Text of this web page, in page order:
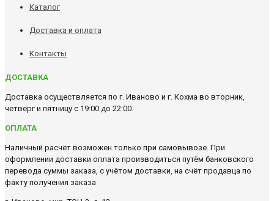
Каталог
Доставка и оплата
Контакты
ДОСТАВКА
Доставка осуществляется по г. Иваново и г. Кохма во вторник,
четверг и пятницу с 19:00 до 22:00.
ОПЛАТА
Наличный расчёт возможен только при самовывозе. При
оформлении доставки оплата производиться путём банковского
перевода суммы заказа, с учётом доставки, на счёт продавца по
факту получения заказа